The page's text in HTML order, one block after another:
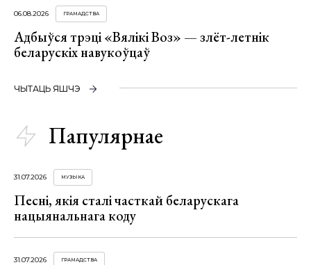
06.08.2026 ГРАМАДСТВА
Адбыўся трэці «Вялікі Воз» — злёт-летнік
беларускіх навукоўцаў
ЧЫТАЦЬ ЯШЧЭ
Папулярнае
31.07.2026 МУЗЫКА
Песні, якія сталі часткай беларускага
нацыянальнага коду
31.07.2026 ГРАМАДСТВА